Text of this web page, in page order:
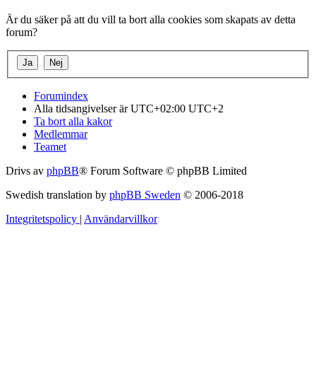
Är du säker på att du vill ta bort alla cookies som skapats av detta
forum?
Forumindex
Alla tidsangivelser är UTC+02:00 UTC+2
Ta bort alla kakor
Medlemmar
Teamet
Drivs av phpBB® Forum Software © phpBB Limited
Swedish translation by phpBB Sweden © 2006-2018
Integritetspolicy | Användarvillkor